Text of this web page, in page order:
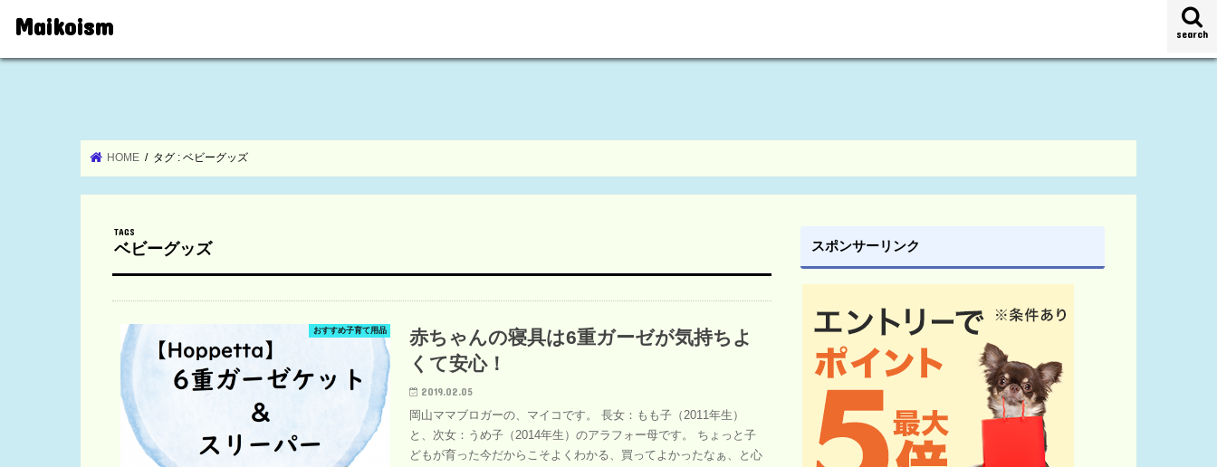
Maikoism search
HOME タグ : ベビーグッズ
ベビーグッズ
おすすめ子育て用品
赤ちゃんの寝具は6重ガーゼが気持ちよ
くて安心！
2019.02.05
岡山ママブロガーの、マイコです。 長女：もも子（2011年生）
と、次女：うめ子（2014年生）のアラフォー母です。 ちょっと子
どもが育った今だからこそよくわかる、買ってよかったなぁ、と心
スポンサーリンク